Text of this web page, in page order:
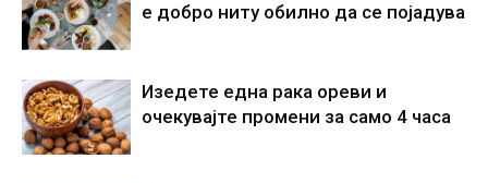
е добро ниту обилно да се појадува
Изедете една рака ореви и
очекувајте промени за само 4 часа